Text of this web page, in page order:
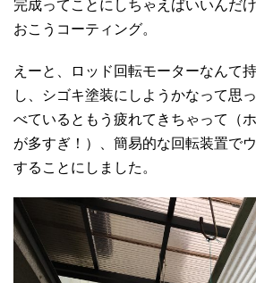
完成ってことにしちゃえばいいんだ
おこうコーティング。
えーと、ロッド回転モーターなんて
し、シゴキ塗装にしようかなって思
べているともう疲れてきちゃって（
が多すぎ！）、簡易的な回転装置で
することにしました。